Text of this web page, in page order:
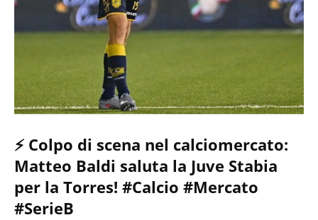
⚡️ Colpo di scena nel calciomercato:
Matteo Baldi saluta la Juve Stabia
per la Torres! #Calcio #Mercato
#SerieB